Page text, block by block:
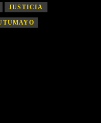
JUSTICIA